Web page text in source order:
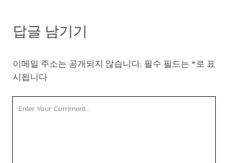
답글 남기기
이메일 주소는 공개되지 않습니다. 필수 필드는 *로 표
시됩니다